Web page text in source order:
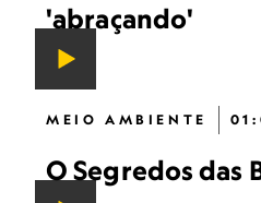
'abraçando'
MEIO AMBIENTE
O Segredos das